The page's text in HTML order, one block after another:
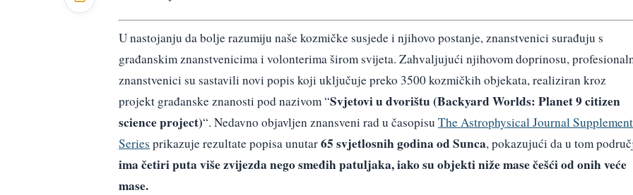
U nastojanju da bolje razumiju naše kozmičke susjede i njihovo postanje, znanstvenici surađuju s
građanskim znanstvenicima i volonterima širom svijeta. Zahvaljujući njihovom doprinosu,
znanstvenici su sastavili novi popis koji uključuje preko 3500 kozmičkih objekata, realiziran kroz
projekt građanske znanosti pod nazivom “Svjetovi u dvorištu (Backyard Worlds: Planet 9 citizen
science project)“. Nedavno objavljen znansveni rad u časopisu The Astrophysical Journal Supplement
Series prikazuje rezultate popisa unutar65 svjetlosnih godina od Sunca, pokazujući da u tom
ima četiri puta više zvijezda nego smeđih patuljaka, iako su objekti niže mase češći od onih veće
mase.